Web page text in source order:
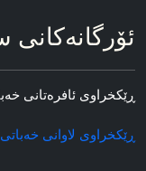
ڕێکخراوی ئافره‌تانی
ڕێکخراوی لاوانی